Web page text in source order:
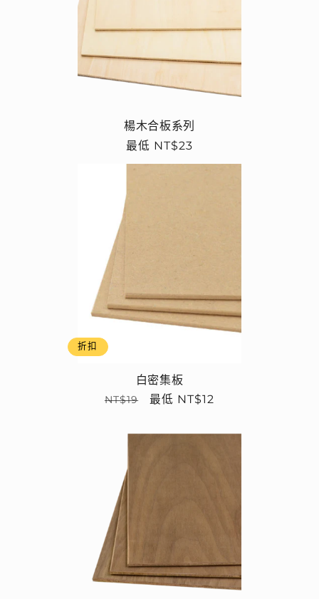
楊木合板系列
定
最低 NT$23
折扣
白密集板
定
NT$19
售
最低 NT$12